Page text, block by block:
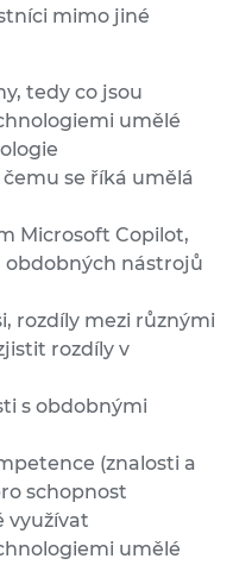
mimo jiné
tedy co jsou
umělé
se říká umělá
Microsoft Copilot,
obdobných nástrojů
rozdíly mezi různými
rozdíly v
s obdobnými
(znalosti a
schopnost
využívat
umělé